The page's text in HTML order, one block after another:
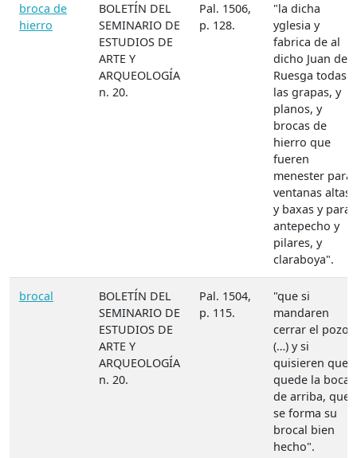
broca de
hierro
BOLETÍN DEL
SEMINARIO DE
ESTUDIOS DE
ARTE Y
ARQUEOLOGÍA
n. 20.
Pal. 1506,
p. 128.
"la dicha
yglesia y
fabrica de al
dicho Juan de
Ruesga todas
las grapas, y
planos, y
brocas de
hierro que
fueren
menester para
ventanas altas
y baxas y para
antepecho y
pilares, y
claraboya".
brocal
BOLETÍN DEL
SEMINARIO DE
ESTUDIOS DE
ARTE Y
ARQUEOLOGÍA
n. 20.
Pal. 1504,
p. 115.
"que si
mandaren
cerrar el pozo
(…) y si
quisieren que
quede la boca
de arriba, que
se forma su
brocal bien
hecho".